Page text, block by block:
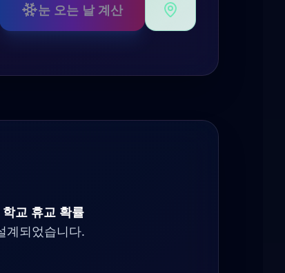
눈 오는 날 계산
학교 휴교 확률
계되었습니다.